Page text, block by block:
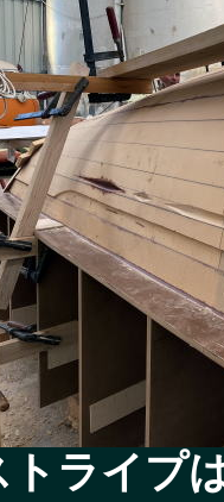
トライプ